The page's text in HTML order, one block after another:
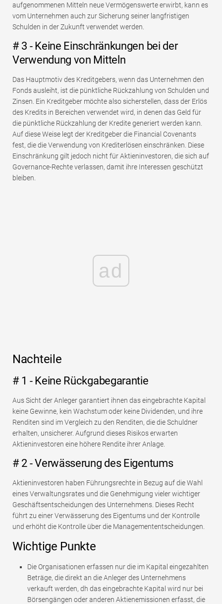
aufgenommenen Mitteln neue Vermögenswerte erwirbt, kann es
vom Unternehmen auch zur Sicherung seiner langfristigen
Schulden in der Zukunft verwendet werden.
# 3 - Keine Einschränkungen bei der
Verwendung von Mitteln
Das Hauptmotiv des Kreditgebers, wenn das Unternehmen den
Fonds ausleiht, ist die pünktliche Rückzahlung von Schulden und
Zinsen. Ein Kreditgeber möchte also sicherstellen, dass der Erlös
des Kredits in Bereichen verwendet wird, in denen das Geld für
die pünktliche Rückzahlung der Kredite generiert werden kann.
Auf diese Weise legt der Kreditgeber die Financial Covenants
fest, die die Verwendung von Krediterlösen einschränken. Diese
Einschränkung gilt jedoch nicht für Aktieninvestoren, die sich auf
Governance-Rechte verlassen, damit ihre Interessen geschützt
bleiben.
ad
Nachteile
# 1 - Keine Rückgabegarantie
Aus Sicht der Anleger garantiert ihnen das eingebrachte Kapital
keine Gewinne, kein Wachstum oder keine Dividenden, und ihre
Renditen sind im Vergleich zu den Renditen, die die Schuldner
erhalten, unsicherer. Aufgrund dieses Risikos erwarten
Aktieninvestoren eine höhere Rendite ihrer Anlage.
# 2 - Verwässerung des Eigentums
Aktieninvestoren haben Führungsrechte in Bezug auf die Wahl
eines Verwaltungsrates und die Genehmigung vieler wichtiger
Geschäftsentscheidungen des Unternehmens. Dieses Recht
führt zu einer Verwässerung des Eigentums und der Kontrolle
und erhöht die Kontrolle über die Managemententscheidungen.
Wichtige Punkte
Die Organisationen erfassen nur die im Kapital eingezahlten
Beträge, die direkt an die Anleger des Unternehmens
verkauft werden, dh das eingebrachte Kapital wird nur bei
Börsengängen oder anderen Aktienemissionen erfasst, die